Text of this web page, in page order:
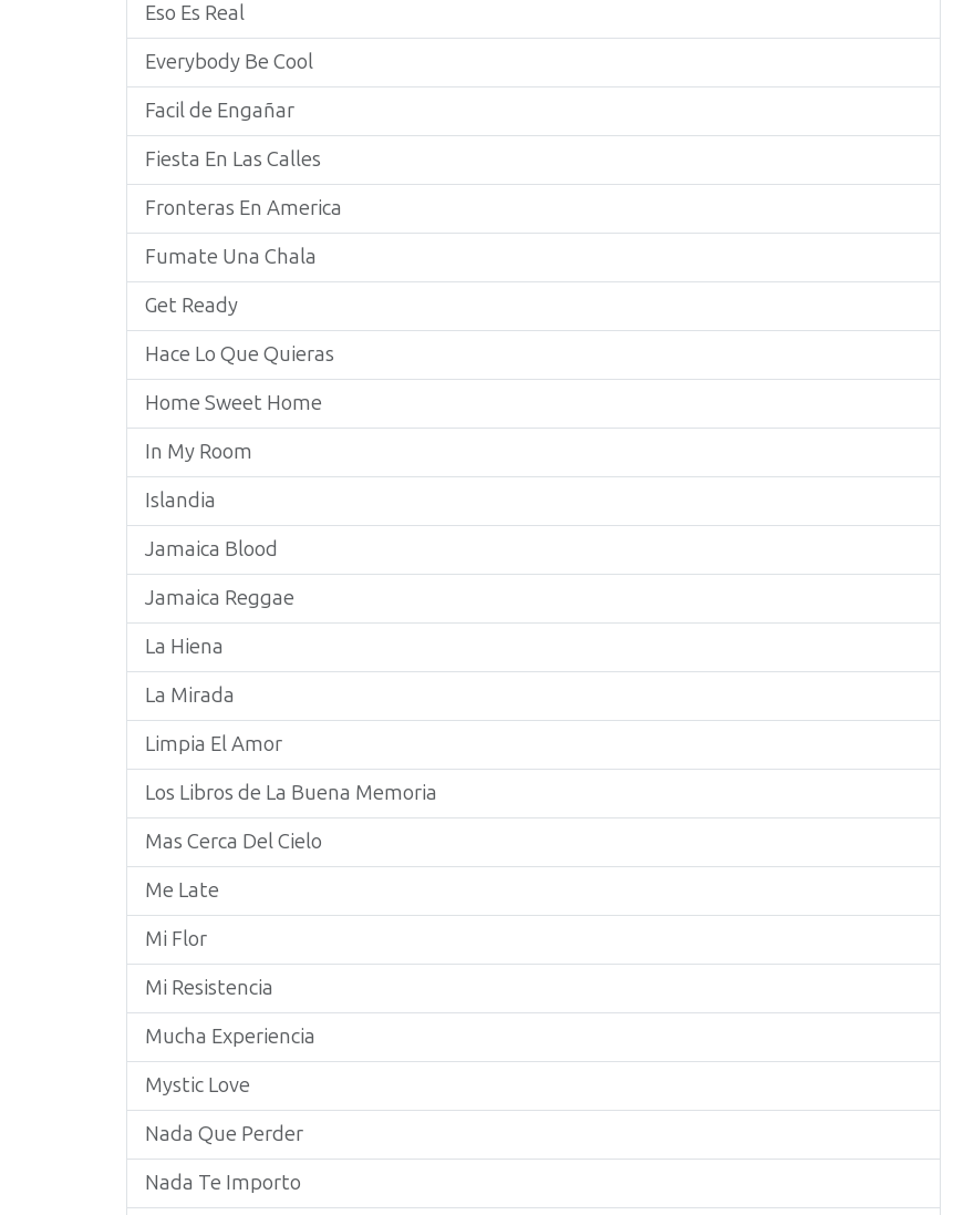
Eso Es Real
Everybody Be Cool
Facil de Engañar
Fiesta En Las Calles
Fronteras En America
Fumate Una Chala
Get Ready
Hace Lo Que Quieras
Home Sweet Home
In My Room
Islandia
Jamaica Blood
Jamaica Reggae
La Hiena
La Mirada
Limpia El Amor
Los Libros de La Buena Memoria
Mas Cerca Del Cielo
Me Late
Mi Flor
Mi Resistencia
Mucha Experiencia
Mystic Love
Nada Que Perder
Nada Te Importo